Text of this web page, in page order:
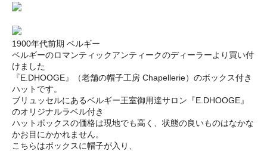
1900年代前期 ベルギー
ベルギーのロマンティックアンティークのディーラーより買い付
けました
『E.DHOOGE』（老舗の帽子工房 Chapellerie）のボックス付き
ハットです。
ブリュッセルにあるベルギー王室御用達サロン『E.DHOOGE』
のオリジナルラベル付き
ハットボックスの価格は現地でも高く、状態の良いものはなかな
かお目にかかれません。
こちらはボックスに帽子が入り、